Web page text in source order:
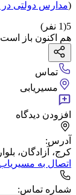
(مدارس دولتی
5
(
1 نفر)
هم اکنون باز است
تماس
مسیریابی
افزودن دیدگاه
آدرس:
کرج، آزادگان،
اتصال به
شماره تماس: